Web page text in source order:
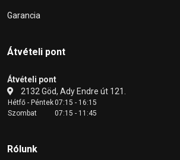
Garancia
Átvételi pont
Átvételi pont
2132 Göd, Ady Endre út 121.
Hétfő - Péntek07:15 - 16:15
Szombat
07:15 - 11:45
Rólunk